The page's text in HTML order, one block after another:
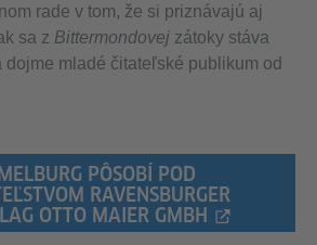
rade v tom, že si priznávajú aj
sa z Bittermondovej zátoky stáva
dojme mladé čitateľské publikum od
PÔSOBÍ POD
RAVENSBURGER
OTTO MAIER GMBH